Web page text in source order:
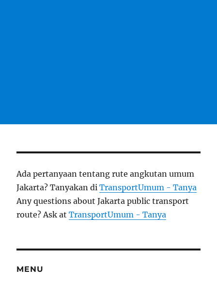
Ada pertanyaan tentang rute angkutan umum
Jakarta? Tanyakan diTransportUmum - Tanya
Any questions about Jakarta public transport
route? Ask atTransportUmum - Tanya
MENU